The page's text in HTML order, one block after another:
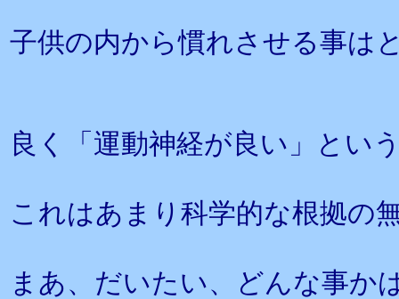
子供の内から慣れさせる事は
良く「運動神経が良い」とい
これはあまり科学的な根拠の
まあ、だいたい、どんな事か